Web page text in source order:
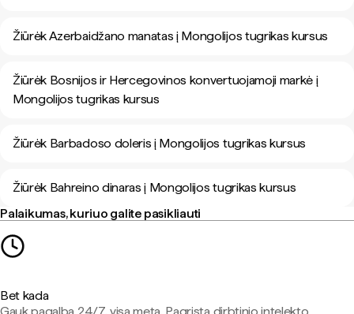
Žiūrėk Azerbaidžano manatas į Mongolijos tugrikas kursus
Žiūrėk Bosnijos ir Hercegovinos konvertuojamoji markė į
Mongolijos tugrikas kursus
Žiūrėk Barbadoso doleris į Mongolijos tugrikas kursus
Žiūrėk Bahreino dinaras į Mongolijos tugrikas kursus
Palaikumas, kuriuo galite pasikliauti
Bet kada